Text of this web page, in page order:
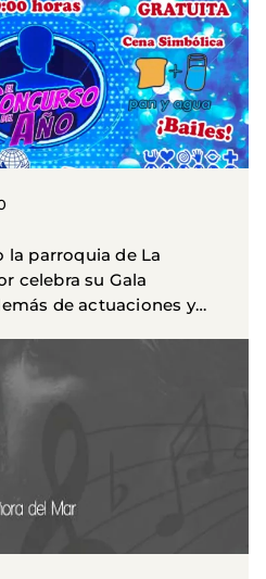
la parroquia de La
celebra su Gala
de actuaciones y